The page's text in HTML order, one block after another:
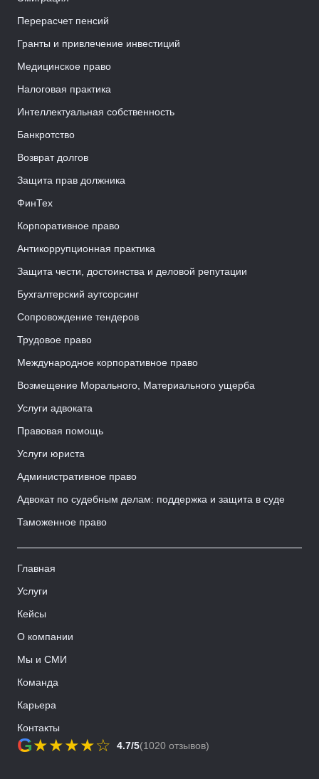
G★★★★☆ 4.7/5(1020 отзывов)
Перерасчет пенсий
Гранты и привлечение инвестиций
Медицинское право
Налоговая практика
Интеллектуальная собственность
Банкротство
Возврат долгов
Защита прав должника
ФинТех
Корпоративное право
Антикоррупционная практика
Защита чести, достоинства и деловой репутации
Бухгалтерский аутсорсинг
Сопровождение тендеров
Трудовое право
Международное корпоративное право
Возмещение Морального, Материального ущерба
Услуги адвоката
Правовая помощь
Услуги юриста
Административное право
Адвокат по судебным делам: поддержка и защита в суде
Таможенное право
Главная
Услуги
Кейсы
О компании
Мы и СМИ
Команда
Карьера
Контакты